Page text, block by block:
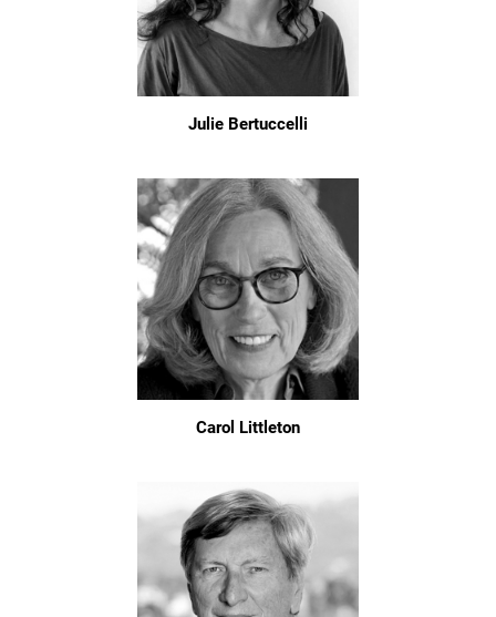
Julie Bertuccelli
Carol Littleton